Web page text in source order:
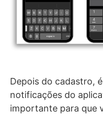
Depois do cadastro,
notificações do
importante para que